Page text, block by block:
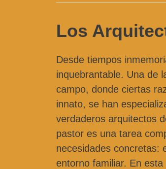
Los
Desde tiempos
inquebrantable. Una de
campo, donde ciertas
innato, se han
verdaderos arquitectos
pastor es una tarea
necesidades concretas:
entorno familiar. En